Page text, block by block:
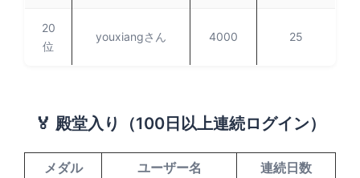
20
位
youxiangさん 4000 25
🏅 殿堂入り（100日以上連続ログイン）
メダル ユーザー名
連続日数